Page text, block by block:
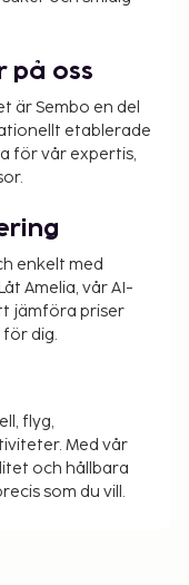
per natt
per dag
inte inkluderar
att ändras.
kan inte
av statliga
information
(avgifter
under
rum genom
med hjälp av
på oss
är Sembo en del
etablerade
för vår expertis,
enkelt med
Amelia, vår AI-
jämföra priser
dig.
flyg,
Med vår
och hållbara
som du vill.